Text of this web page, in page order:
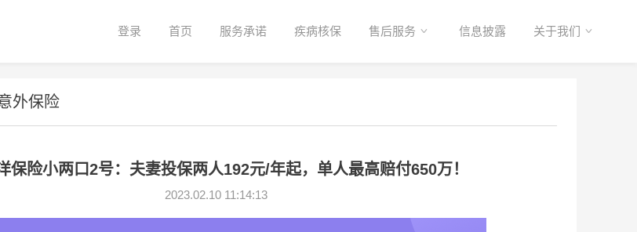
登录 首页 服务承诺 疾病核保 售后服务 信息披露 关于我们
外保险
保险小两口2号：夫妻投保两人192元/年起，单人最高赔付650万！
2023.02.10 11:14:13